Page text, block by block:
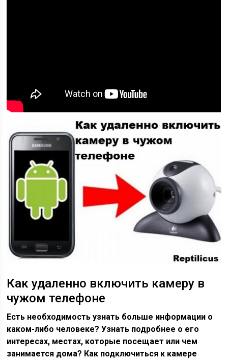
Как удаленно включить камеру в
чужом телефоне
Есть необходимость узнать больше информации о
каком-либо человеке? Узнать подробнее о его
интересах, местах, которые посещает или чем
занимается дома? Как подключиться к камере